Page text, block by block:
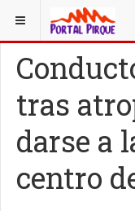
ESTÁ AQUÍ: NOTICIAS
tras
darse a
centro